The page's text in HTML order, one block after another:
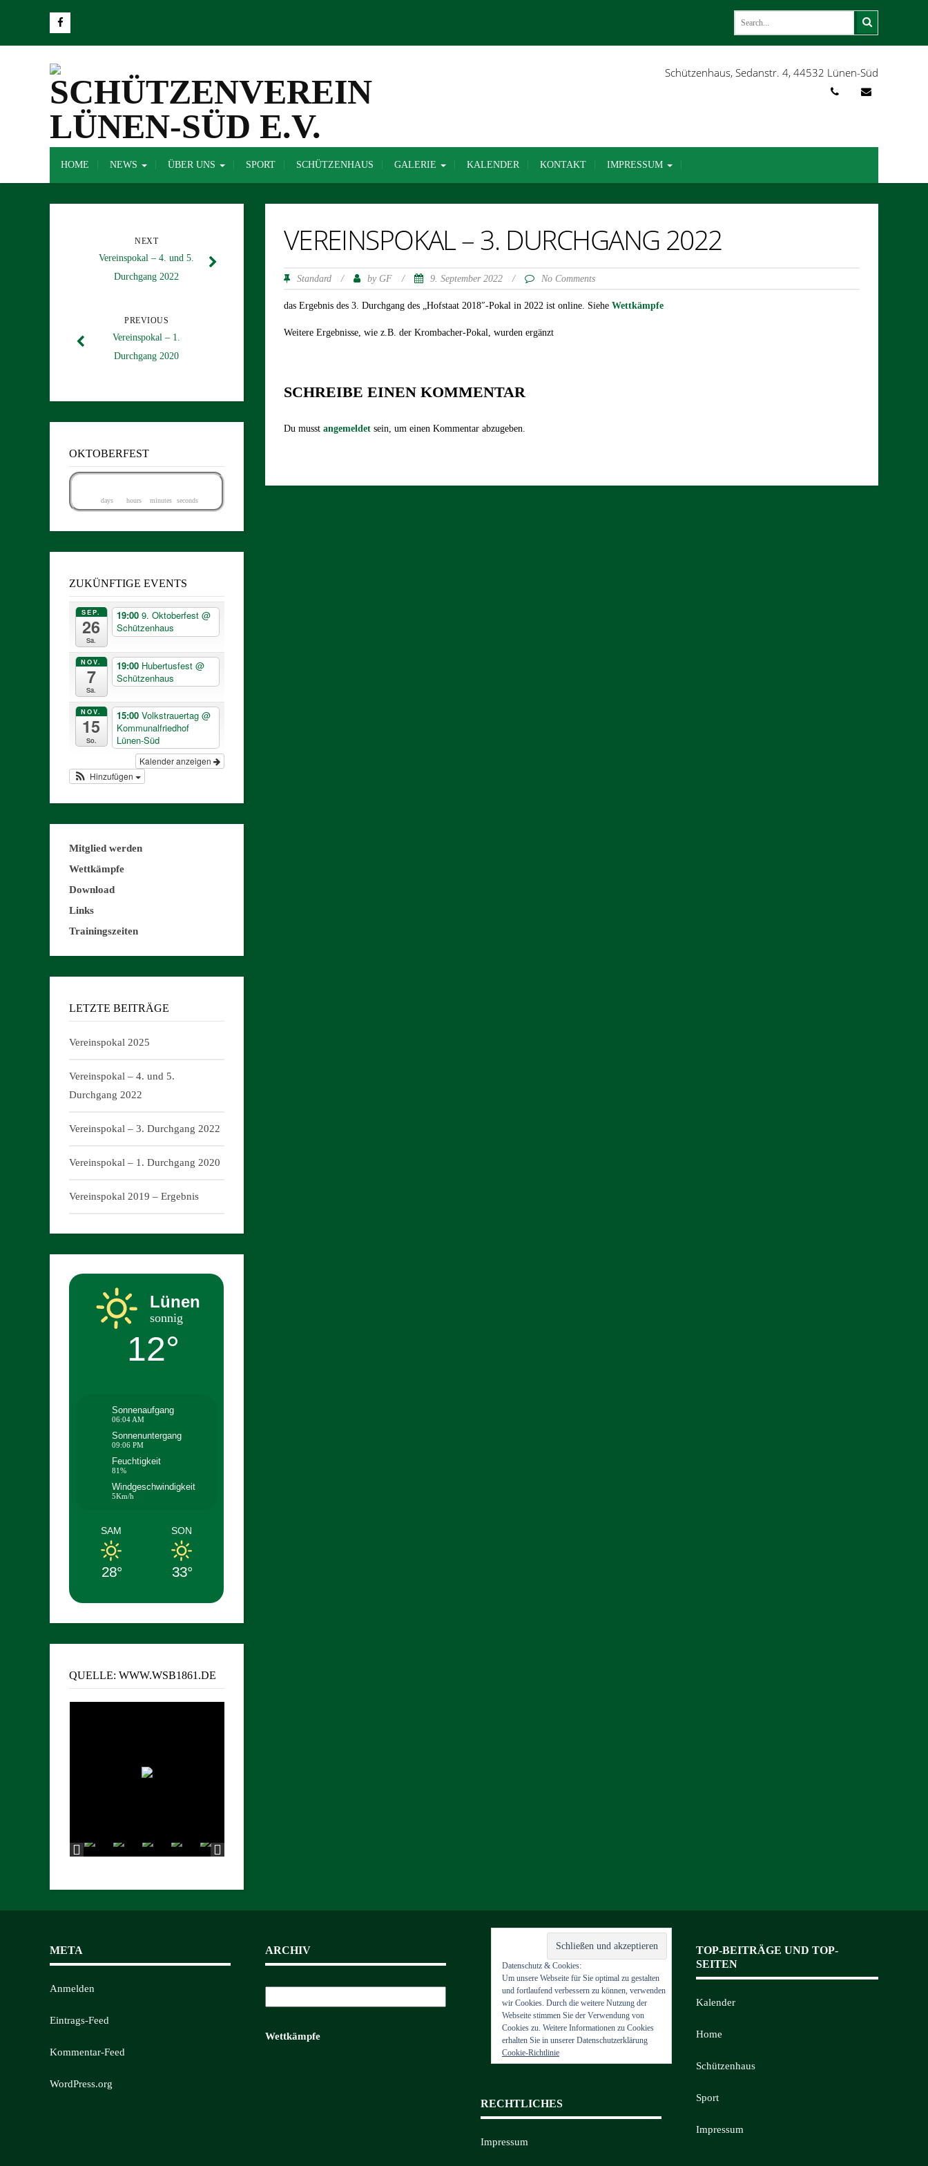
Schützenhaus, Sedanstr. 4, 44532 Lünen-Süd
HOME NEWS ÜBER UNS SPORT SCHÜTZENHAUS GALERIE KALENDER KONTAKT IMPRESSUM
VEREINSPOKAL – 3. DURCHGANG 2022
Standard / by GF / 9. September 2022 / No Comments
das Ergebnis des 3. Durchgang des „Hofstaat 2018″-Pokal in 2022 ist online. Siehe Wettkämpfe
Weitere Ergebnisse, wie z.B. der Krombacher-Pokal, wurden ergänzt
SCHREIBE EINEN KOMMENTAR
Du musst angemeldetsein, um einen Kommentar abzugeben.
NEXT
Vereinspokal – 4. und 5.
Durchgang 2022
PREVIOUS
Vereinspokal – 1.
Durchgang 2020
OKTOBERFEST
days hours minutes seconds
8
ZUKÜNFTIGE EVENTS
SEP.
26
Sa.
19:00 9. Oktoberfest @
Schützenhaus
NOV.
7
Sa.
19:00 Hubertusfest @
Schützenhaus
NOV.
15
So.
15:00 Volkstrauertag @
Kommunalfriedhof
Lünen-Süd
Kalender anzeigen
Hinzufügen
Mitglied werden
Wettkämpfe
Download
Links
Trainingszeiten
LETZTE BEITRÄGE
Vereinspokal 2025
Vereinspokal – 4. und 5.
Durchgang 2022
Vereinspokal – 3. Durchgang 2022
Vereinspokal – 1. Durchgang 2020
Vereinspokal 2019 – Ergebnis
Lünen
sonnig
12°
Sonnenaufgang
06:04 AM
Sonnenuntergang
09:06 PM
Feuchtigkeit
81%
Windgeschwindigkeit
5Km/h
SAM
28°
SON
33°
QUELLE: WWW.WSB1861.DE
META
Anmelden
Eintrags-Feed
Kommentar-Feed
WordPress.org
ARCHIV
Archiv
Wettkämpfe
Datenschutz & Cookies:
Um unsere Webseite für Sie optimal zu gestalten
und fortlaufend verbessern zu können, verwenden
wir Cookies. Durch die weitere Nutzung der
Webseite stimmen Sie der Verwendung von
Cookies zu. Weitere Informationen zu Cookies
erhalten Sie in unserer Datenschutzerklärung
Cookie-Richtlinie
RECHTLICHES
Impressum
TOP-BEITRÄGE UND TOP-
SEITEN
Kalender
Home
Schützenhaus
Sport
Impressum